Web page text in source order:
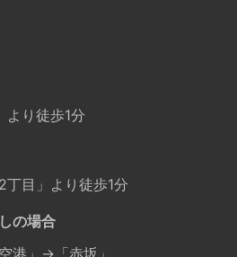
より徒歩1分
丁目」より徒歩1分
の場合